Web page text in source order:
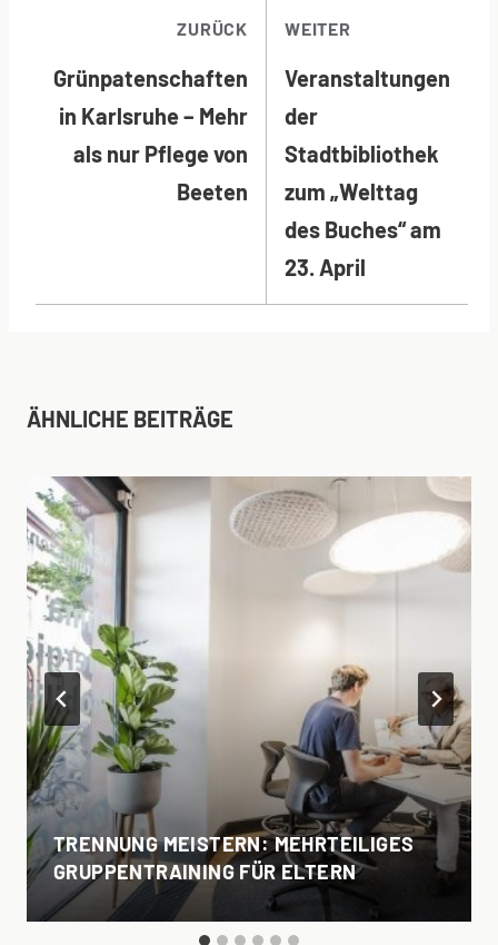
ZURÜCK
Grünpatenschaften
in Karlsruhe – Mehr
als nur Pflege von
Beeten
WEITER
Veranstaltungen
der
Stadtbibliothek
zum „Welttag
des Buches“ am
23. April
ÄHNLICHE BEITRÄGE
TRENNUNG MEISTERN: MEHRTEILIGES
GRUPPENTRAINING FÜR ELTERN